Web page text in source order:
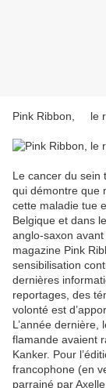
Pink Ribbon, le
Le cancer du sein
qui démontre que
cette maladie tue
Belgique et dans
anglo-saxon
magazine Pink
sensibilisation
dernières
reportages, des
volonté est
L’année dernière,
flamande avaient
Kanker. Pour
francophone (en
parrainé par